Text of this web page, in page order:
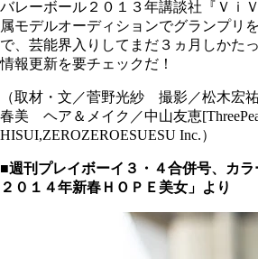
バレーボール２０１３年講談社『Ｖｉ
属モデルオーディションでグランプリ
で、芸能界入りしてまだ３ヵ月しかた
情報更新を要チェックだ！
（取材・文／菅野光紗 撮影／松木宏
春美 ヘア＆メイク／中山友恵
HISUI,ZEROZEROESUESU Inc.）
■週刊プレイボーイ３・４合併号、カ
２０１４年新春ＨＯＰＥ美女」より